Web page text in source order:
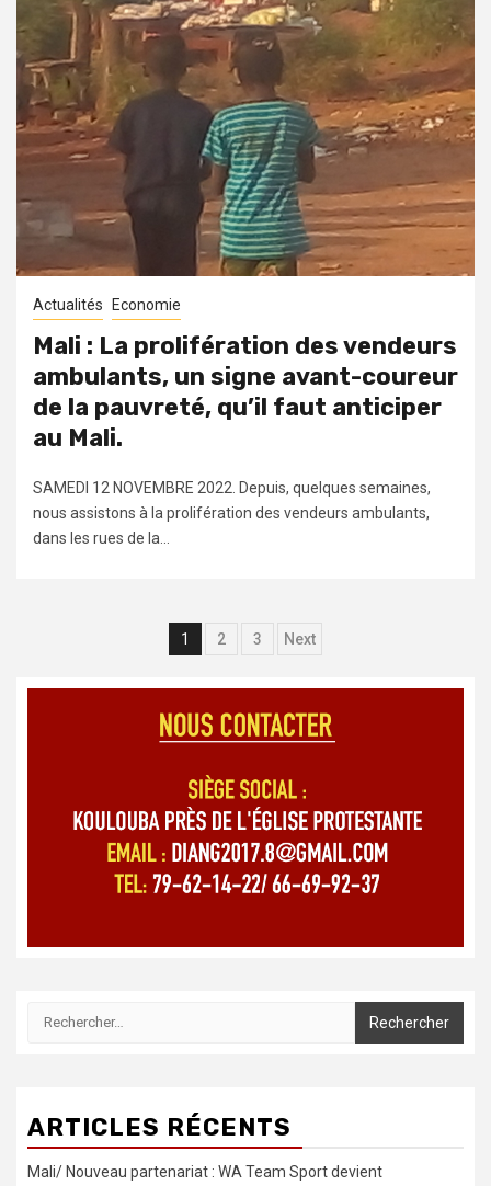
Actualités Economie
Mali : La prolifération des vendeurs
ambulants, un signe avant-coureur
de la pauvreté, qu’il faut anticiper
au Mali.
SAMEDI 12 NOVEMBRE 2022. Depuis, quelques semaines,
nous assistons à la prolifération des vendeurs ambulants,
dans les rues de la...
Navigation
articles
1 2 3 Next
Rechercher :
ARTICLES RÉCENTS
Mali/ Nouveau partenariat : WA Team Sport devient